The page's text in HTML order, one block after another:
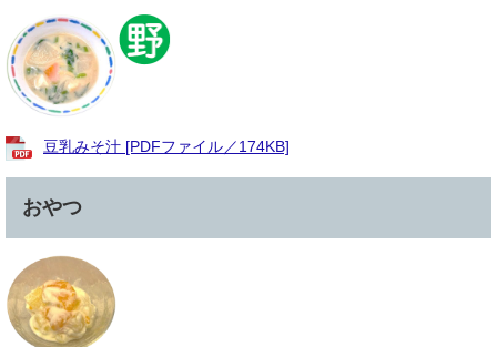
豆乳みそ汁 [PDFファイル／174KB]
おやつ